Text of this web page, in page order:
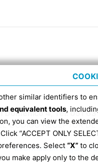
Domenico 4, Tel. 051
CÓDIGO RECEPTOR
Información según la
similar identifiers to
equivalent tools,
you can view the
“ACCEPT ONLY
Select “X” to
make apply only to the